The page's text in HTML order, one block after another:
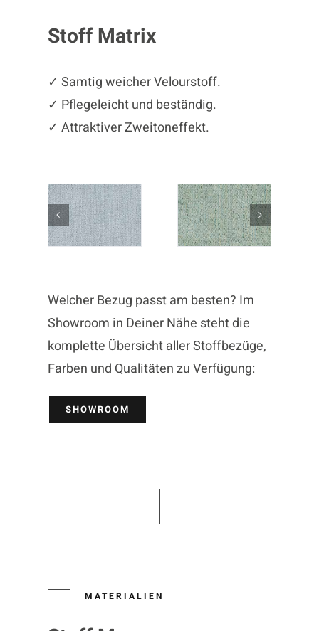
Stoff Matrix
✓ Samtig weicher Velourstoff.
✓ Pflegeleicht und beständig.
✓ Attraktiver Zweitoneffekt.
Welcher Bezug passt am besten? Im
Showroom in Deiner Nähe steht die
komplette Übersicht aller Stoffbezüge,
Farben und Qualitäten zu Verfügung:
SHOWROOM
MATERIALIEN